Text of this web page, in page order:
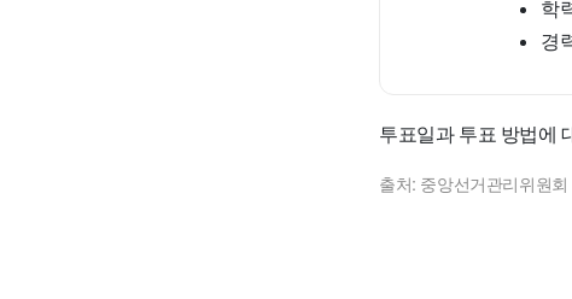
학
경
투표일과 투표 방법에
출처: 중앙선거관리위원